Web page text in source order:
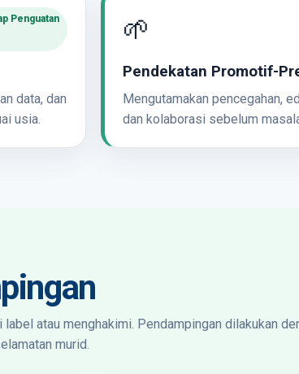
Penguatan
data, dan
usia.
🌱
Pendekatan Promotif-
Mengutamakan pencegahan,
dan kolaborasi sebelum
atau menghakimi. Pendampingan dilakukan
murid.